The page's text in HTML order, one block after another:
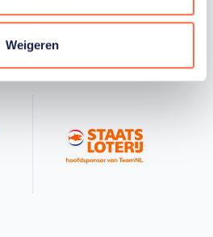
Weigeren
hoofdsponsor van
van de wereld maken.